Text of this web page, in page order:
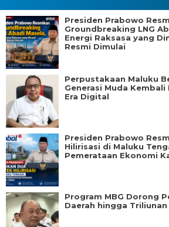
Presiden Prabowo
Groundbreaking LNG
Energi Raksasa yang
Resmi Dimulai
Perpustakaan Maluku
Generasi Muda
Era Digital
Presiden Prabowo
Hilirisasi di Maluku
Pemerataan Ekonomi
Program MBG Dorong
Daerah hingga Triliunan